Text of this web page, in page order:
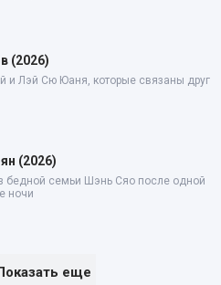
(2026)
и Лэй Сю Юаня, которые связаны друг
(2026)
бедной семьи Шэнь Сяо после одной
ночи
еще